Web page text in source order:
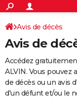
ACTUALITÉS
Politique
Société
Faits Divers
Education
Monde
Villes
+
SPORT
Coupe du monde 2026
Football
Tennis
Cyclisme
Rugby
Forum
Programme TV
TNT
Streaming
Cinéma
Sorties cinéma
Musique
+
FINANCE
Retraite
Impôts
Epargne
Immobilier
Risques naturels par
Banque
Assurance
Crédit
AUTO
Avis de décès
Avis de
Accédez
ALVIN. Vous pouvez
de décès ou un avis
d'un défunt et/ou le